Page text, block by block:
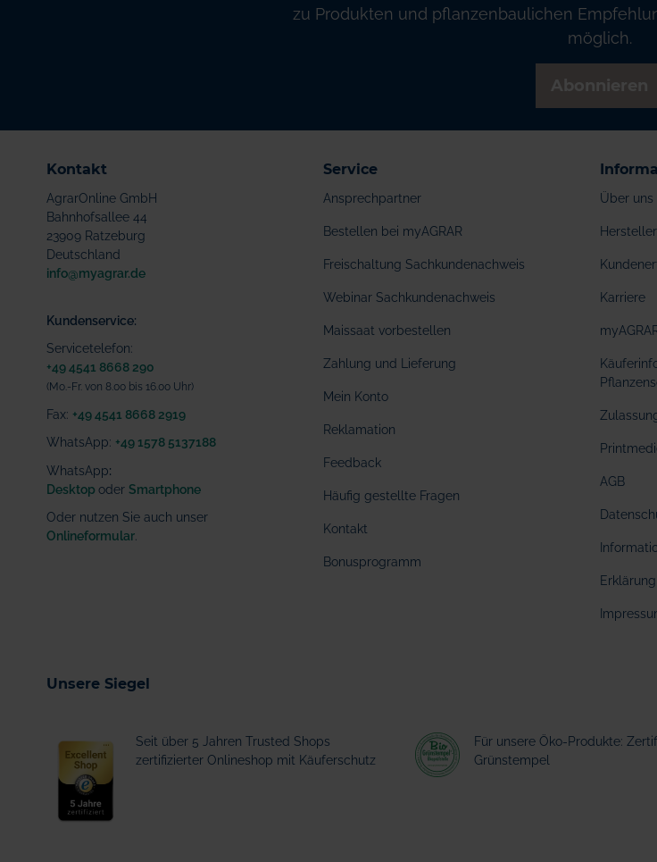
zu Produkten und pflanzenbaulichen
möglich.
Kontakt
AgrarOnline GmbH
Bahnhofsallee 44
23909 Ratzeburg
Deutschland
info@myagrar.de
Kundenservice:
Servicetelefon:
+49 4541 8668 290
(Mo.-Fr. von 8.00 bis 16.00 Uhr)
Fax: +49 4541 8668 2919
WhatsApp: +49 1578 5137188
WhatsApp:
Desktop oder Smartphone
Oder nutzen Sie auch unser
Onlineformular
Service
Ansprechpartner
Bestellen bei myAGRAR
Freischaltung Sachkundenachweis
Webinar Sachkundenachweis
Maissaat vorbestellen
Zahlung und Lieferung
Mein Konto
Reklamation
Feedback
Häufig gestellte Fragen
Kontakt
Bonusprogramm
Über uns
Hersteller
Karriere
AGB
Unsere Siegel
Seit über 5 Jahren Trusted Shops
zertifizierter Onlineshop mit Käuferschutz
Für unsere Öko-Produkte:
Grünstempel